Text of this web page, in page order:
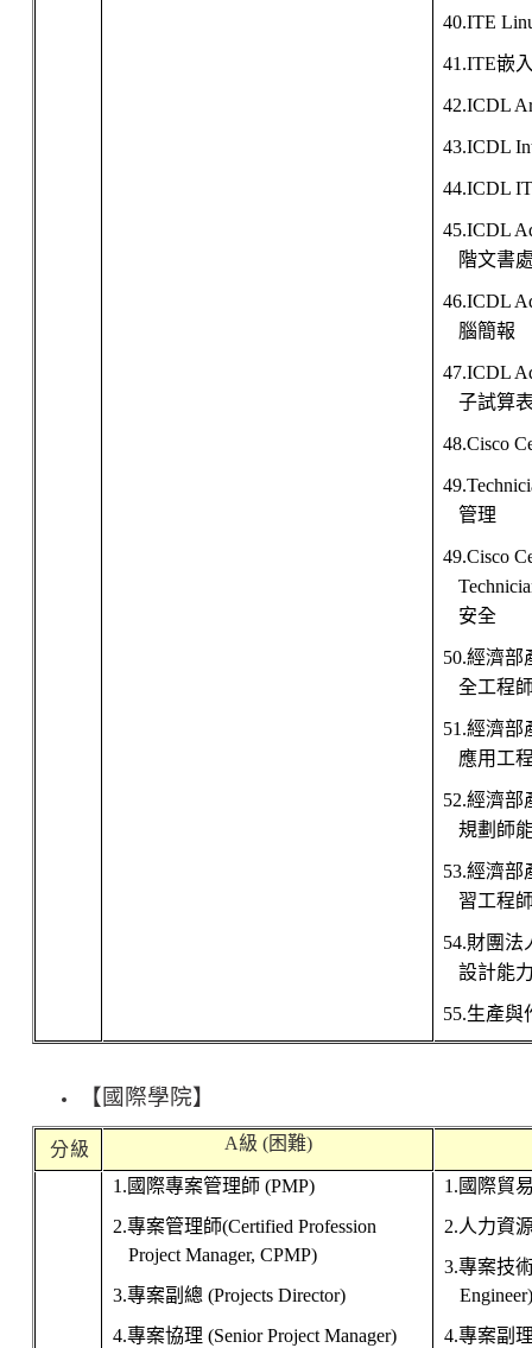
40.ITE
41.ITE嵌
42.ICDL
43.ICDL
44.ICDL
45.ICDL
階文書
46.ICDL
腦簡報
47.ICDL
子試算
48.Cisco
管理
49.Cisco
安全
50.經濟部
全工程
51.經濟部
應用工
52.經濟部
規劃師
53.經濟部
習工程
54.財團法
設計能
55.生產與
【 國際學院】
分 級 A級 (困難)
1. 國際專案管理師 (PMP)
2.專案管理師(Certified Profession
Project Manager, CPMP)
3.專案副總 (Projects Director)
4.專案協理 (Senior Project Manager)
1. 國際貿
2.人力資
3.專案技
Engineer)
4.專案副